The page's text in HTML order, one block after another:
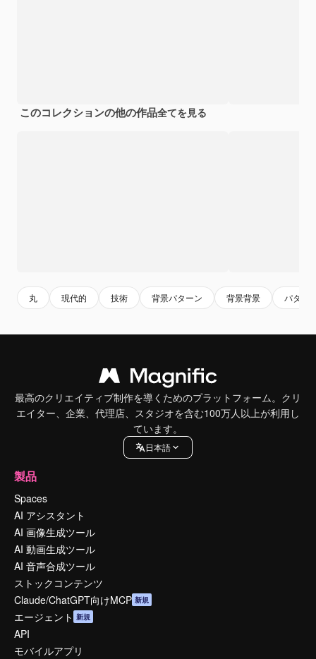
このコレクションの他の作品全てを見る
丸 現代的 技術 背景パターン 背景背景 パター
最高のクリエイティブ制作を導くためのプラットフォーム。クリ
エイター、企業、代理店、スタジオを含む100万人以上が利用し
ています。
日本語
製品
Spaces
AI アシスタント
AI 画像生成ツール
AI 動画生成ツール
AI 音声合成ツール
ストックコンテンツ
Claude/ChatGPT向けMCP 新規
エージェント 新規
API
モバイルアプリ